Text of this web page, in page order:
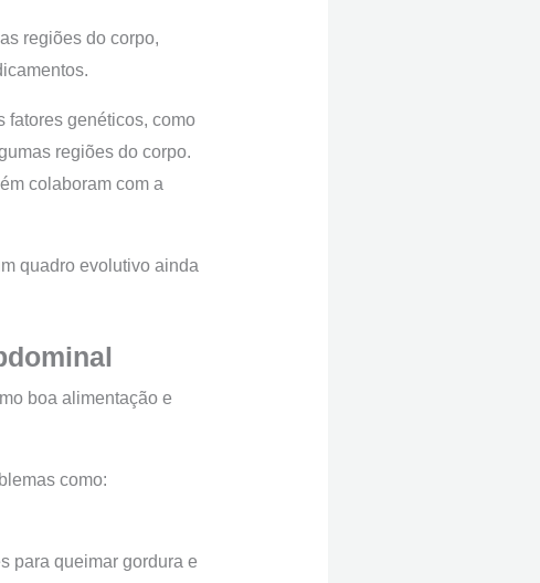
regiões do corpo,
fatores genéticos, como
regiões do corpo.
colaboram com a
quadro evolutivo ainda
boa alimentação e
como:
para queimar gordura e